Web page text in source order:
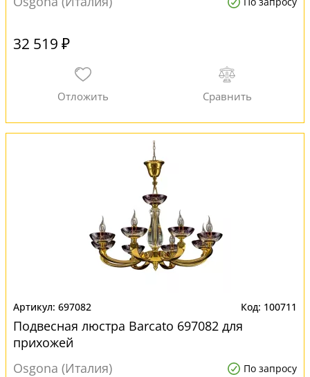
32 519 ₽
697082 100711
Подвесная люстра Barcato 697082 для
прихожей
Osgona (Италия)
По запросу